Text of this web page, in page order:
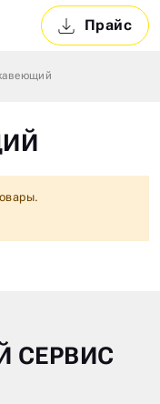
Прайс
СЕРВИС